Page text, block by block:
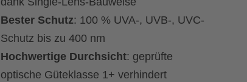
Bester Schutz: 100 % UVA-, UVB-, UVC-
Schutz bis zu 400 nm
Hochwertige Durchsicht: geprüfte
optische Güteklasse 1+ verhindert